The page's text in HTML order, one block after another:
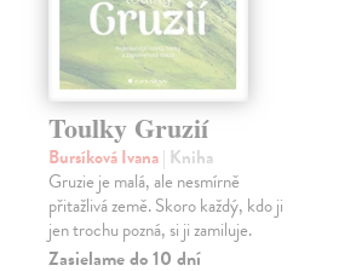
Toulky Gruzií
Bursíková Ivana| Kniha
Gruzie je malá, ale nesmírně
přitažlivá země. Skoro každý, kdo ji
jen trochu pozná, si ji zamiluje.
Zasielame do 10 dní